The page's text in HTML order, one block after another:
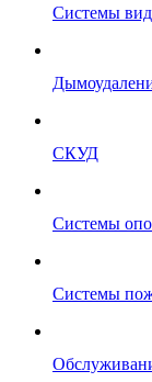
Системы
СКУД
Системы
Системы